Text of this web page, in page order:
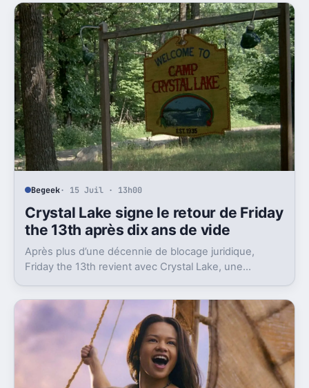
Begeek· 15 Juil · 13h00
Crystal Lake signe le retour de Friday
the 13th après dix ans de vide
Après plus d’une décennie de blocage juridique,
Friday the 13th revient avec Crystal Lake, une
décor.